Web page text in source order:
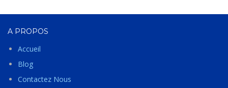
A PROPOS
Accueil
Blog
Contactez Nous